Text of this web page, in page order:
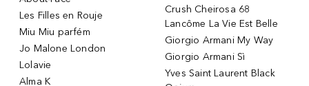
Les Filles en Rouje
Miu Miu parfém
Jo Malone London
Lolavie
Alma K
Crush Cheirosa 68
Lancôme La Vie Est Belle
Giorgio Armani My Way
Giorgio Armani Sì
Yves Saint Laurent Black